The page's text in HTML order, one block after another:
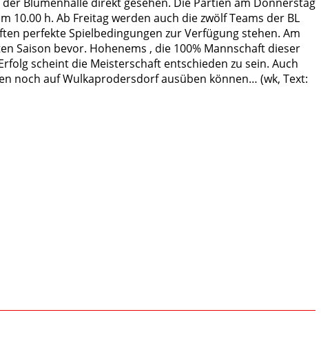
10.00 h. Ab Freitag werden auch die zwölf Teams der BL
perfekte Spielbedingungen zur Verfügung stehen. Am
Saison bevor. Hohenems , die 100% Mannschaft dieser
scheint die Meisterschaft entschieden zu sein. Auch
noch auf Wulkaprodersdorf ausüben können… (wk, Text: